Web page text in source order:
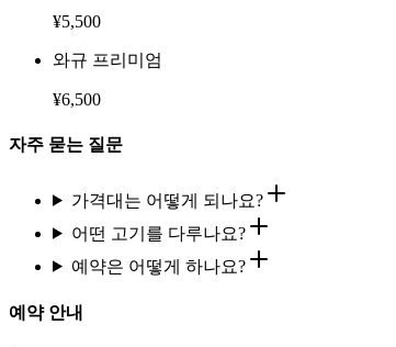
¥5,500
와규 프리미엄
¥6,500
자주 묻는 질문
가격대는 어떻게 되나요?
어떤 고기를 다루나요?
예약은 어떻게 하나요?
예약 안내